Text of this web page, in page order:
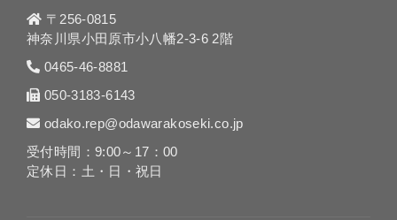
〒256-0815
神奈川県小田原市小八幡2-3-6 2階
0465-46-8881
050-3183-6143
odako.rep@odawarakoseki.co.jp
受付時間：9:00～17：00
定休日：土・日・祝日